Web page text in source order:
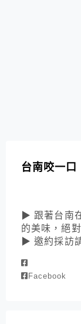
台南咬一口
▶ 跟著台南
的美味，絕
▶ 邀約採訪
Facebook